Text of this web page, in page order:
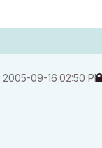
‎2005-09-16 02:50 PM